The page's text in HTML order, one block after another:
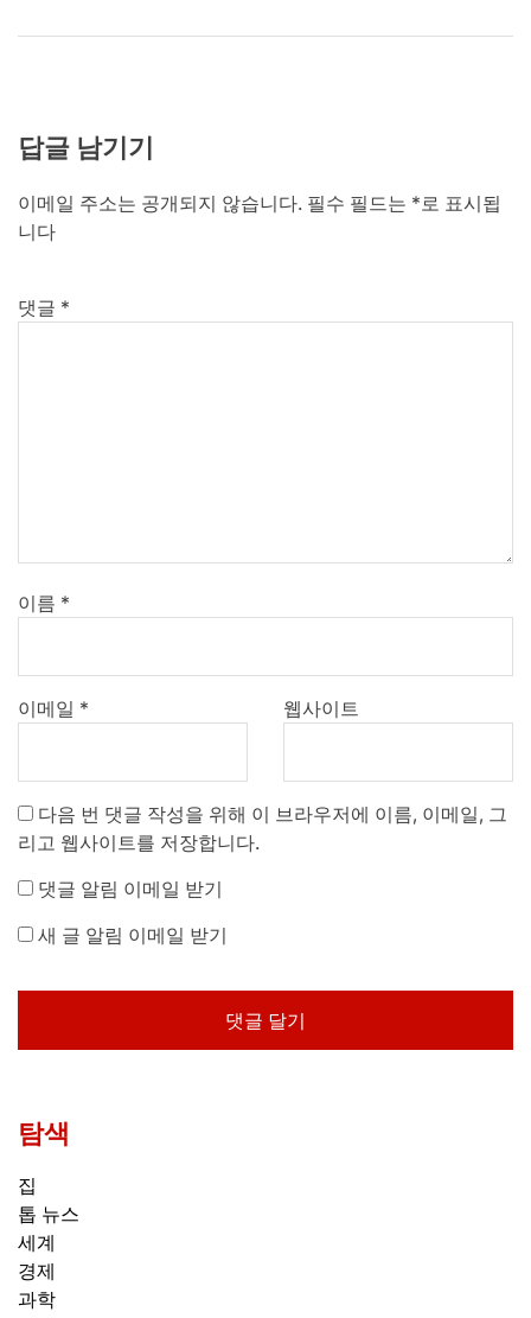
답글 남기기
이메일 주소는 공개되지 않습니다. 필수 필드는 *로 표시됩
니다
댓글 *
이름 *
이메일 * 웹사이트
다음 번 댓글 작성을 위해 이 브라우저에 이름, 이메일, 그
리고 웹사이트를 저장합니다.
댓글 알림 이메일 받기
새 글 알림 이메일 받기
탐색
집
톱 뉴스
세계
경제
과학